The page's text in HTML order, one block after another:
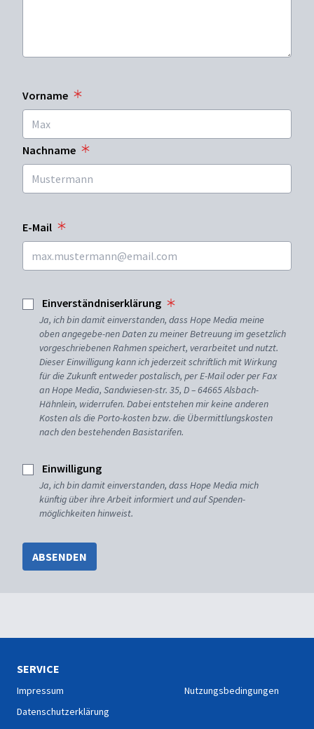
Vorname
Nachname
E-Mail
Einverständniserklärung
Ja, ich bin damit einverstanden, dass Hope Media meine
oben angegebe-nen Daten zu meiner Betreuung im gesetzlich
vorgeschriebenen Rahmen speichert, verarbeitet und nutzt.
Dieser Einwilligung kann ich jederzeit schriftlich mit Wirkung
für die Zukunft entweder postalisch, per E-Mail oder per Fax
an Hope Media, Sandwiesen-str. 35, D – 64665 Alsbach-
Hähnlein, widerrufen. Dabei entstehen mir keine anderen
Kosten als die Porto-kosten bzw. die Übermittlungskosten
nach den bestehenden Basistarifen.
Einwilligung
Ja, ich bin damit einverstanden, dass Hope Media mich
künftig über ihre Arbeit informiert und auf Spenden-
möglichkeiten hinweist.
ABSENDEN
SERVICE
Impressum
Datenschutzerklärung
Nutzungsbedingungen